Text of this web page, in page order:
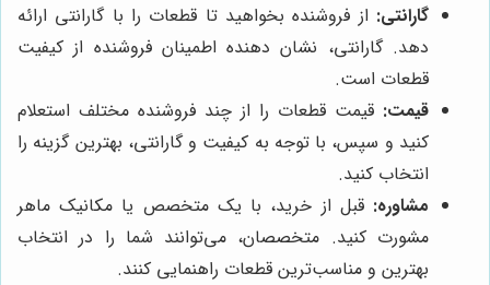
گارانتی: از فروشنده بخواهید تا قطعات را با گارانتی ارائه
دهد. گارانتی، نشان دهنده اطمینان فروشنده از کیفیت
قطعات است.
قیمت: قیمت قطعات را از چند فروشنده مختلف استعلام
کنید و سپس، با توجه به کیفیت و گارانتی، بهترین گزینه را
انتخاب کنید.
مشاوره: قبل از خرید، با یک متخصص یا مکانیک ماهر
مشورت کنید. متخصصان، می‌توانند شما را در انتخاب
بهترین و مناسب‌ترین قطعات راهنمایی کنند.